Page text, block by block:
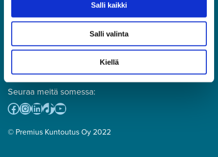
Salli kaikki
Salli valinta
Kiellä
Asiakaspalvelu010 292 8570
(puhelun hinta: mpm tai pvm,
numeroon ei voi lähettää tekstiviestejä)
toimisto@premius.fi
Osto- ja myyntireskontra:laskutus@premius.fi
Seuraa meitä somessa:
Facebook
Instagram
LinkedIn
TikTok
YouTube
© Premius Kuntoutus Oy 2022